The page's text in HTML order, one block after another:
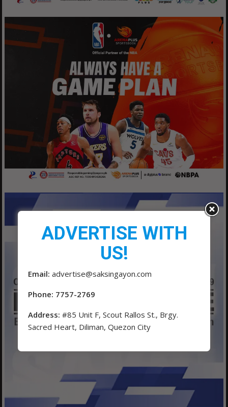
ADVERTISE WITH
US!
Email: advertise@saksingayon.com
Phone: 7757-2769
Address: #85 Unit F, Scout Rallos St., Brgy.
Sacred Heart, Diliman, Quezon City